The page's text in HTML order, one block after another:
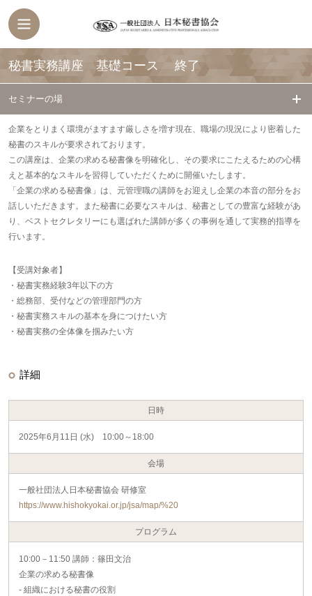
秘書実務講座 基礎コース 終了
セミナーの場
企業をとりまく環境がますます厳しさを増す現在、職場の現況により密着した
秘書のスキルが要求されております。
この講座は、企業の求める秘書像を明確化し、その要求にこたえるための心構
えと基本的なスキルを習得していただくために開催いたします。
「企業の求める秘書像」は、元管理職の講師をお迎えし企業の本音の部分をお
話しいただきます。また秘書に必要なスキルは、秘書としての豊富な経験があ
り、ベストセクレタリーにも選ばれた講師が多くの事例を通して実務的指導を
行います。
【受講対象者】
・秘書実務経験3年以下の方
・総務部、受付などの管理部門の方
・秘書実務スキルの基本を身につけたい方
・秘書実務の全体像を掴みたい方
詳細
日時
2025年6月11日 (水) 10:00～18:00
会場
一般社団法人日本秘書協会 研修室
https://www.hishokyokai.or.jp/jsa/map/%20
プログラム
10:00－11:50 講師：篠田文治
企業の求める秘書像
- 組織における秘書の役割